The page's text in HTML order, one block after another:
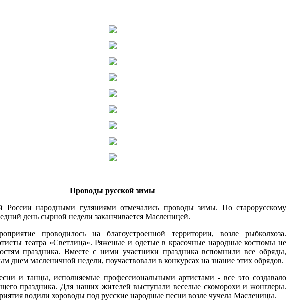
Проводы русской зимы
России народными гуляниями отмечались проводы зимы. По старорусскому
день сырной недели заканчивается Масленицей.
проводилось на благоустроенной территории, возле рыбколхоза.
театра «Светлица». Ряженые и одетые в красочные народные костюмы не
праздника. Вместе с ними участники праздника вспомнили все обряды,
днем масленичной недели, поучаствовали в конкурсах на знание этих обрядов.
и танцы, исполняемые профессиональными артистами - все это создавало
праздника. Для наших жителей выступали веселые скоморохи и жонглеры.
водили хороводы под русские народные песни возле чучела Масленицы.